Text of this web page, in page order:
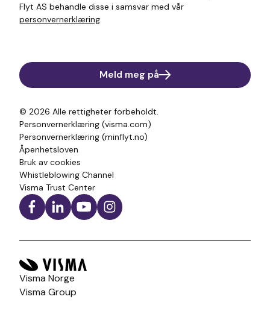
Flyt AS behandle disse i samsvar med vår
personvernerklæring.
Meld meg på
© 2026 Alle rettigheter forbeholdt.
Personvernerklæring (visma.com)
Personvernerklæring (minflyt.no)
Åpenhetsloven
Bruk av cookies
Whistleblowing Channel
Visma Trust Center
Visma Norge
Visma Group